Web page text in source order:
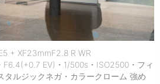
+ XF23mmF2.8 R WR
EV)・1/500s・ISO2500・フィ
タルジックネガ・カラークローム 強め